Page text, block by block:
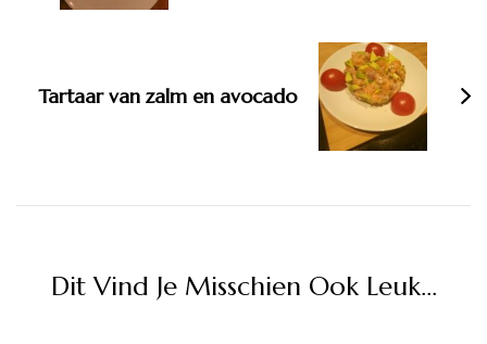
Tartaar van zalm en avocado
Dit Vind Je Misschien Ook Leuk...